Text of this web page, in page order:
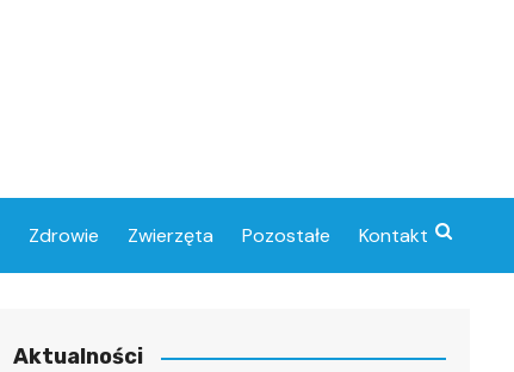
Zdrowie Zwierzęta Pozostałe Kontakt
Aktualności